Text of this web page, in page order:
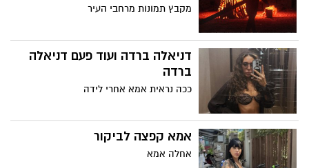
מקבץ תמונות מרחבי העיר
דניאלה ברדה ועוד פעם דניאלה
ברדה
ככה נראית אמא אחרי לידה
אמא קפצה לביקור
אחלה אמא